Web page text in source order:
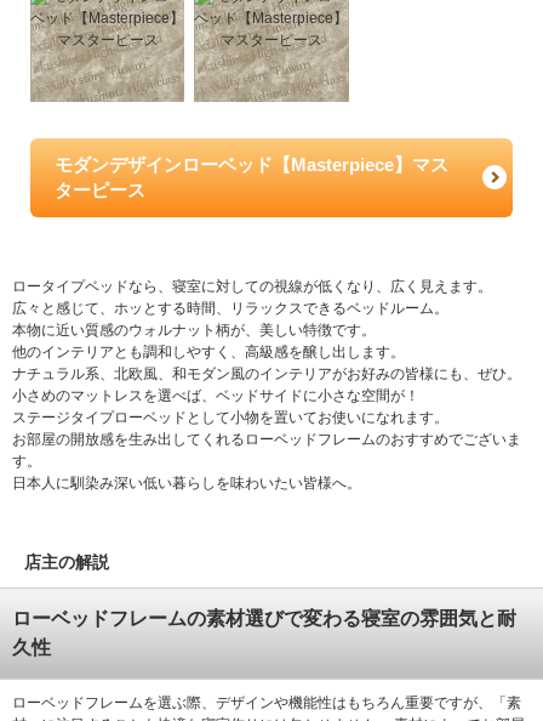
モダンデザインローベッド【Masterpiece】マス
ターピース
ロータイプベッドなら、寝室に対しての視線が低くなり、広く見えます。
広々と感じて、ホッとする時間、リラックスできるベッドルーム。
本物に近い質感のウォルナット柄が、美しい特徴です。
他のインテリアとも調和しやすく、高級感を醸し出します。
ナチュラル系、北欧風、和モダン風のインテリアがお好みの皆様にも、ぜひ。
小さめのマットレスを選べば、ベッドサイドに小さな空間が！
ステージタイプローベッドとして小物を置いてお使いになれます。
お部屋の開放感を生み出してくれるローベッドフレームのおすすめでございま
す。
日本人に馴染み深い低い暮らしを味わいたい皆様へ。
店主の解説
ローベッドフレームの素材選びで変わる寝室の雰囲気と耐
久性
ローベッドフレームを選ぶ際、デザインや機能性はもちろん重要ですが、「素